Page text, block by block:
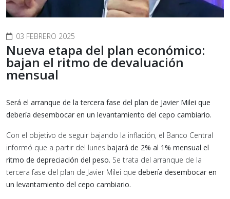
03 FEBRERO 2025
Nueva etapa del plan económico:
bajan el ritmo de devaluación
mensual
Será el arranque de la tercera fase del plan de Javier Milei que
debería desembocar en un levantamiento del cepo cambiario.
Con el objetivo de seguir bajando la inflación, el Banco Central
informó que a partir del lunes bajará de 2% al 1% mensual el
ritmo de depreciación del peso. Se trata del arranque de la
tercera fase del plan de Javier Milei que debería desembocar en
un levantamiento del cepo cambiario.